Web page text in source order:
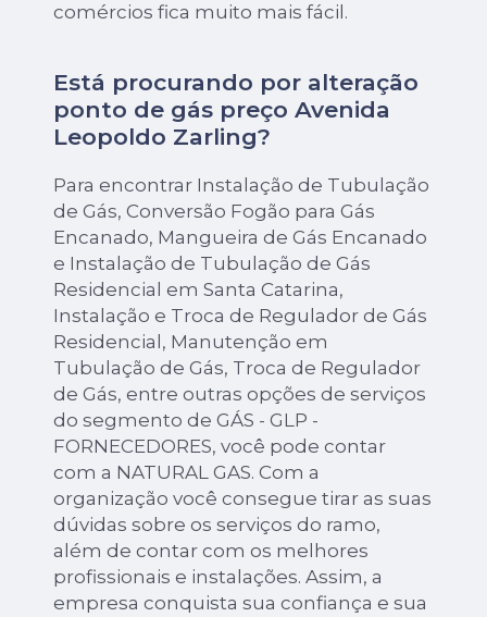
comércios fica muito mais fácil.
Está procurando por alteração
ponto de gás preço Avenida
Leopoldo Zarling?
Para encontrar Instalação de Tubulação
de Gás, Conversão Fogão para Gás
Encanado, Mangueira de Gás Encanado
e Instalação de Tubulação de Gás
Residencial em Santa Catarina,
Instalação e Troca de Regulador de Gás
Residencial, Manutenção em
Tubulação de Gás, Troca de Regulador
de Gás, entre outras opções de serviços
do segmento de GÁS - GLP -
FORNECEDORES, você pode contar
com a NATURAL GAS. Com a
organização você consegue tirar as suas
dúvidas sobre os serviços do ramo,
além de contar com os melhores
profissionais e instalações. Assim, a
empresa conquista sua confiança e sua